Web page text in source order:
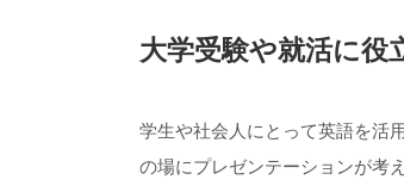
大学受験や就活に役
学生や社会人にとって英語を活
の場にプレゼンテーションが考